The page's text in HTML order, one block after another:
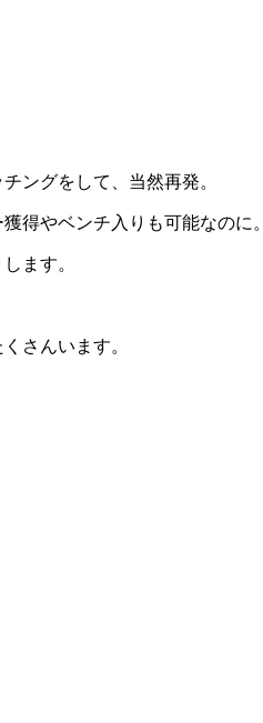
ングをして、当然再発。
得やベンチ入りも可能なのに。
ます。
さんいます。